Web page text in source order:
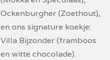
Ockenburgher (Zoethout),
en ons signature koekje:
Villa Bijzonder (framboos
en witte chocolade).